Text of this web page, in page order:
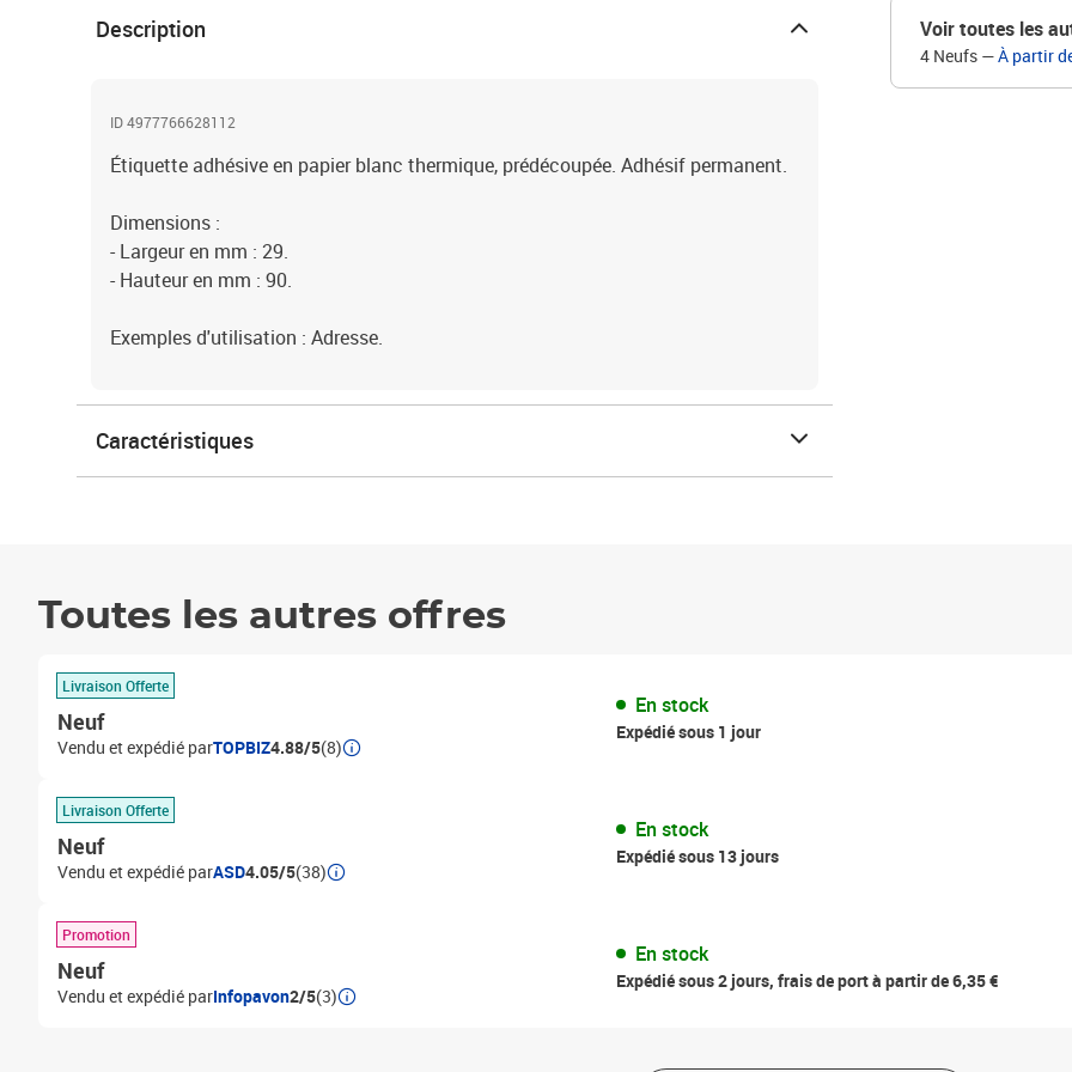
Voir toutes les
4 Neufs —À partir
Description
ID 4977766628112
Étiquette adhésive en papier blanc thermique, prédécoupée. Adhésif permanent.
Dimensions :
- Largeur en mm : 29.
- Hauteur en mm : 90.
Exemples d'utilisation : Adresse.
Caractéristiques
Toutes les autres offres
Livraison Offerte
Neuf
Vendu et expédié parTOPBIZ4.88/5(8)
En stock
Expédié sous 1 jour
Livraison Offerte
Neuf
Vendu et expédié parASD4.05/5(38)
En stock
Expédié sous 13 jours
Promotion
Neuf
Vendu et expédié parInfopavon2/5(3)
En stock
Expédié sous 2 jours, frais de port à partir de 6,35 €